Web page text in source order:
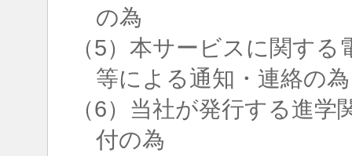
の為
（5）本サービスに関す
等による通知・連絡の為
（6）当社が発行する進
付の為